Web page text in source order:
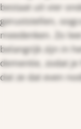
bestaat uit vier
geruststellen,
meedenken. Zo
belangrijk zijn in
dementie, zodat
dat ze dat even